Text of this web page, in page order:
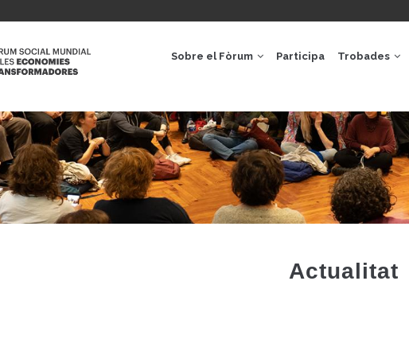
PRINCIPALSobre el Fòrum Participa Trobades
Actualitat